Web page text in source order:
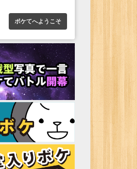
ボケてへようこそ